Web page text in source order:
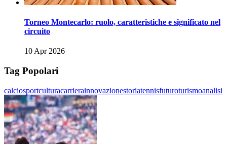
Torneo Montecarlo: ruolo, caratteristiche e significato nel
circuito
10 Apr 2026
Tag Popolari
calciosportculturacarrierainnovazionestoriatennisfuturoturismoanalisi